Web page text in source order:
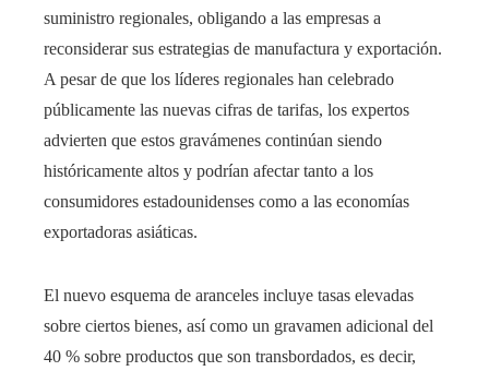
suministro regionales, obligando a las empresas a
reconsiderar sus estrategias de manufactura y exportación.
A pesar de que los líderes regionales han celebrado
públicamente las nuevas cifras de tarifas, los expertos
advierten que estos gravámenes continúan siendo
históricamente altos y podrían afectar tanto a los
consumidores estadounidenses como a las economías
exportadoras asiáticas.
El nuevo esquema de aranceles incluye tasas elevadas
sobre ciertos bienes, así como un gravamen adicional del
40 % sobre productos que son transbordados, es decir,